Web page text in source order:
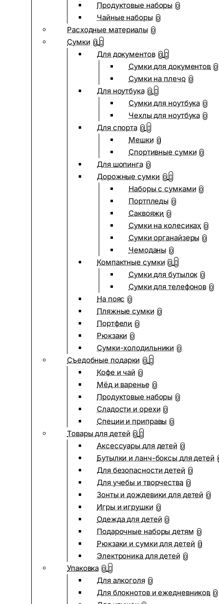
Продуктовые наборы 0
Чайные наборы 0
Расходные материалы 0
Сумки 0
Для документов 0
Сумки для документов 0
Сумки на плечо 0
Для ноутбука 0
Сумки для ноутбука 0
Чехлы для ноутбука 0
Для спорта 0
Мешки 0
Спортивные сумки 0
Для шопинга 0
Дорожные сумки 0
Наборы с сумками 0
Портпледы 0
Саквояжи 0
Сумки на колесиках 0
Сумки органайзеры 0
Чемоданы 0
Компактные сумки 0
Сумки для бутылок 0
Сумки для телефонов 0
На пояс 0
Пляжные сумки 0
Портфели 0
Рюкзаки 0
Сумки-холодильники 0
Съедобные подарки 0
Кофе и чай 0
Мёд и варенье 0
Продуктовые наборы 0
Сладости и орехи 0
Специи и приправы 0
Товары для детей 0
Аксессуары для детей 0
Бутылки и ланч-боксы для детей
Для безопасности детей 0
Для учебы и творчества 0
Зонты и дождевики для детей 0
Игры и игрушки 0
Одежда для детей 0
Подарочные наборы детям 0
Рюкзаки и сумки для детей 0
Электроника для детей 0
Упаковка 0
Для алкоголя 0
Для блокнотов и ежедневников 0